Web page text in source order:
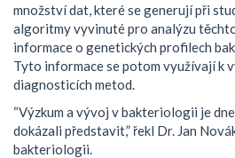
množství dat, které se generují při
algoritmy vyvinuté pro analýzu
informace o genetických profilech
Tyto informace se potom využívají k
diagnosticích metod.
“Výzkum a vývoj v bakteriologii je
dokázali představit,” řekl Dr. Jan
bakteriologii.